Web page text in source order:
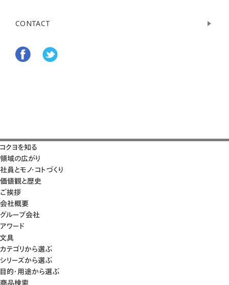
CONTACT
コクヨを知る
領域の広がり
社員とモノ・コトづくり
価値観と歴史
ご挨拶
会社概要
グループ会社
アワード
文具
カテゴリから選ぶ
シリーズから選ぶ
目的・用途から選ぶ